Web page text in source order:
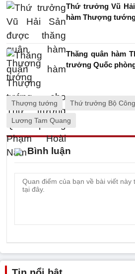
Thứ trưởng Vũ
hàm Thượng
Thăng quân hàm
trưởng Quốc
Thượng tướng Thứ trưởng Bộ
Lương Tam Quang
Bình luận